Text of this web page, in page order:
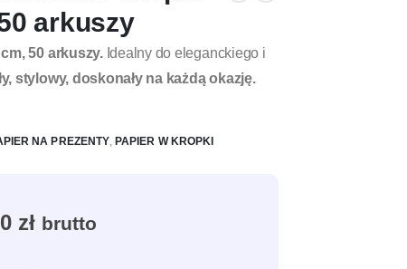
arkuszy
50 arkuszy.Idealny do eleganckiego i
stylowy, doskonały na każdą okazję.
NA PREZENTY,PAPIER W KROPKI
zł brutto